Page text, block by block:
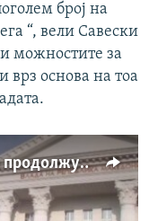
број на
“, вели Савески
можностите за
врз основа на тоа
Новинарски протест: Борбата продолжува